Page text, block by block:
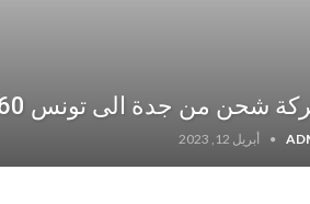
شحن من جدة الى تونس 0561162260
أبريل 12, 2023